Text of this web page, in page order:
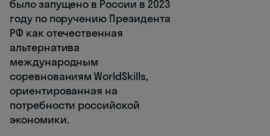
было запущено в России в 2023
году по поручению Президента
РФ как отечественная
альтернатива
международным
соревнованиям WorldSkills,
ориентированная на
потребности российской
экономики.